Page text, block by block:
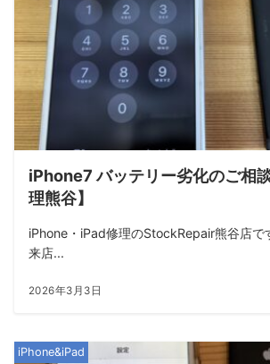
iPhone7 バッテリー劣化のご相
理熊谷】
iPhone・iPad修理のStockRepair熊谷店で
来店...
2026年3月3日
iPhone&iPad